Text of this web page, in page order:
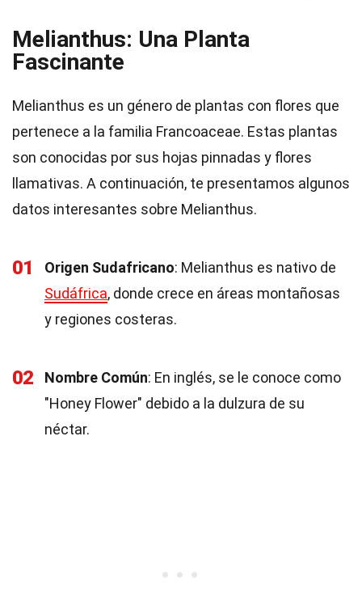
Melianthus: Una Planta
Fascinante
Melianthus es un género de plantas con flores que
pertenece a la familia Francoaceae. Estas plantas
son conocidas por sus hojas pinnadas y flores
llamativas. A continuación, te presentamos algunos
datos interesantes sobre Melianthus.
01 Origen Sudafricano: Melianthus es nativo de
Sudáfrica, donde crece en áreas montañosas
y regiones costeras.
02 Nombre Común: En inglés, se le conoce como
"Honey Flower" debido a la dulzura de su
néctar.